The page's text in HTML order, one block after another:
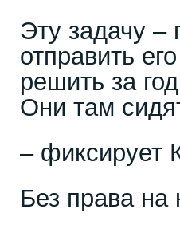
Эту задачу –
отправить
решить за
Они там
– фиксирует
Без права